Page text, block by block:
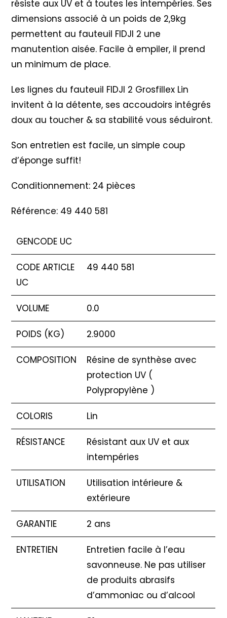
résiste aux UV et à toutes les intempéries. Ses
dimensions associé à un poids de 2,9kg
permettent au fauteuil FIDJI 2 une
manutention aisée. Facile à empiler, il prend
un minimum de place.
Les lignes du fauteuil FIDJI 2 Grosfillex Lin
invitent à la détente, ses accoudoirs intégrés
doux au toucher & sa stabilité vous séduiront.
Son entretien est facile, un simple coup
d’éponge suffit!
Conditionnement: 24 pièces
Référence: 49 440 581
GENCODE UC
CODE ARTICLE
UC
49 440 581
VOLUME 0.0
POIDS (KG) 2.9000
COMPOSITION
Résine de synthèse avec
protection UV (
Polypropylène )
COLORIS Lin
RÉSISTANCE
Résistant aux UV et aux
intempéries
UTILISATION
Utilisation intérieure &
extérieure
GARANTIE 2 ans
ENTRETIEN
Entretien facile à l’eau
savonneuse. Ne pas utiliser
de produits abrasifs
d’ammoniac ou d’alcool